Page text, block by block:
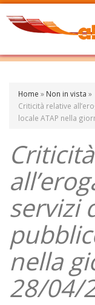
Home » Non in vista »
Criticità relative
locale ATAP nella
servizi
nella
28/04/